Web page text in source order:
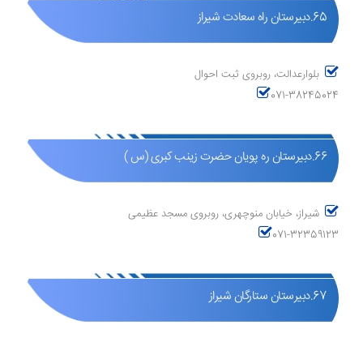
65.دبیرستان راه سعادت شیراز
بلوارعدالت، روبروی ثبت احوال
071-38245024
66.دبیرستان ره پویان حضرت زینب کبری (س )
شیراز، خیابان منوچهری، روبروی مسجد عظیمی
071-32359123
67.دبیرستان ستارگان شیراز